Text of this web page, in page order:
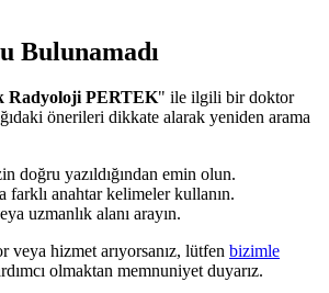
Bulunamadı
Radyoloji PERTEK" ile ilgili bir doktor
önerileri dikkate alarak yeniden arama
doğru yazıldığından emin olun.
farklı anahtar kelimeler kullanın.
uzmanlık alanı arayın.
veya hizmet arıyorsanız, lütfen bizimle
olmaktan memnuniyet duyarız.